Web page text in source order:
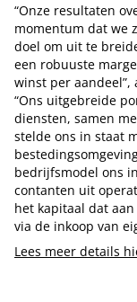
“Onze resultaten
momentum dat we
doel om uit te
een robuuste
winst per aandeel”,
“Ons uitgebreide
diensten, samen
stelde ons in staat
bedrijfsmodel ons
contanten uit
het kapitaal dat
via de inkoop van
Lees meer details